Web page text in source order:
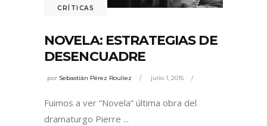
CRÍTICAS
NOVELA: ESTRATEGIAS DE
DESENCUADRE
por Sebastián Pérez Rouliez julio 1, 2015
Fuimos a ver “Novela” última obra del
dramaturgo Pierre